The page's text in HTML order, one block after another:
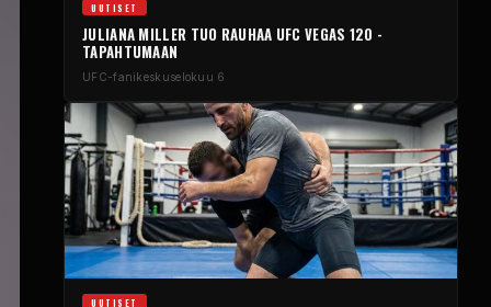
UUTISET
JULIANA MILLER TUO RAUHAA UFC VEGAS 120 -
TAPAHTUMAAN
UFC-fanikeskuselokuu 6
UUTISET